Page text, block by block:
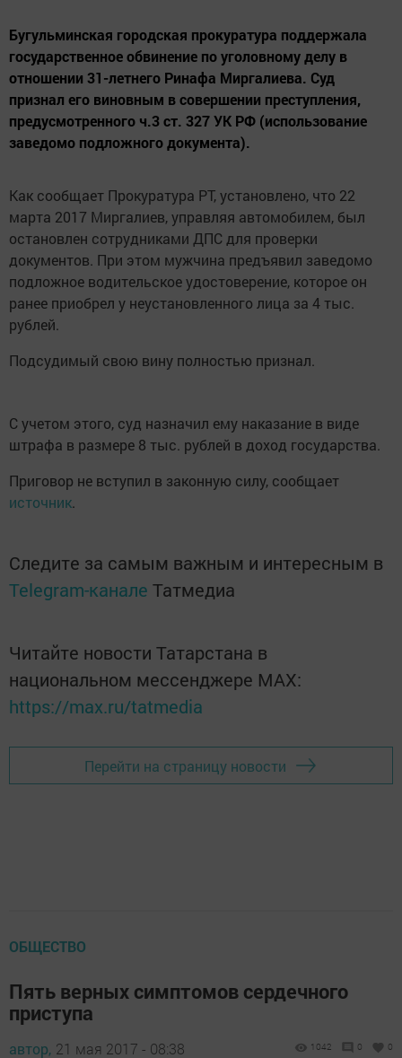
Бугульминская городская прокуратура поддержала
государственное обвинение по уголовному делу в
отношении 31-летнего Ринафа Миргалиева. Суд
признал его виновным в совершении преступления,
предусмотренного ч.3 ст. 327 УК РФ (использование
заведомо подложного документа).
Как сообщает Прокуратура РТ, установлено, что 22
марта 2017 Миргалиев, управляя автомобилем, был
остановлен сотрудниками ДПС для проверки
документов. При этом мужчина предъявил заведомо
подложное водительское удостоверение, которое он
ранее приобрел у неустановленного лица за 4 тыс.
рублей.
Подсудимый свою вину полностью признал.
С учетом этого, суд назначил ему наказание в виде
штрафа в размере 8 тыс. рублей в доход государства.
Приговор не вступил в законную силу, сообщает
источник.
Следите за самым важным и интересным в
Telegram-канале Татмедиа
Читайте новости Татарстана в
национальном мессенджере MАХ:
https://max.ru/tatmedia
Перейти на страницу новости
ОБЩЕСТВО
Пять верных симптомов сердечного
приступа
автор, 21 мая 2017 - 08:38 1042 0 0